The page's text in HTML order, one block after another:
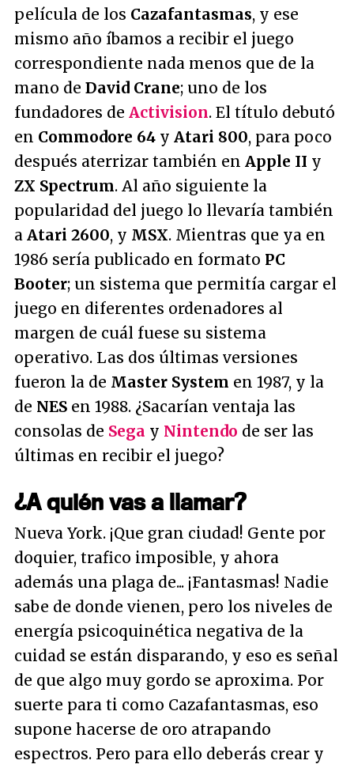
película de los Cazafantasmas, y ese
mismo año íbamos a recibir el juego
correspondiente nada menos que de la
mano de David Crane; uno de los
fundadores de Activision. El título debutó
en Commodore 64 y Atari 800, para poco
después aterrizar también en Apple II y
ZX Spectrum. Al año siguiente la
popularidad del juego lo llevaría también
a Atari 2600, y MSX. Mientras que ya en
1986 sería publicado en formato PC
Booter; un sistema que permitía cargar el
juego en diferentes ordenadores al
margen de cuál fuese su sistema
operativo. Las dos últimas versiones
fueron la de Master System en 1987, y la
de NES en 1988. ¿Sacarían ventaja las
consolas de Sega y Nintendo de ser las
últimas en recibir el juego?
¿A quién vas a llamar?
Nueva York. ¡Que gran ciudad! Gente por
doquier, trafico imposible, y ahora
además una plaga de... ¡Fantasmas! Nadie
sabe de donde vienen, pero los niveles de
energía psicoquinética negativa de la
cuidad se están disparando, y eso es señal
de que algo muy gordo se aproxima. Por
suerte para ti como Cazafantasmas, eso
supone hacerse de oro atrapando
espectros. Pero para ello deberás crear y